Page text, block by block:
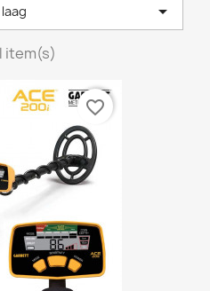

item(s)
favorite_border